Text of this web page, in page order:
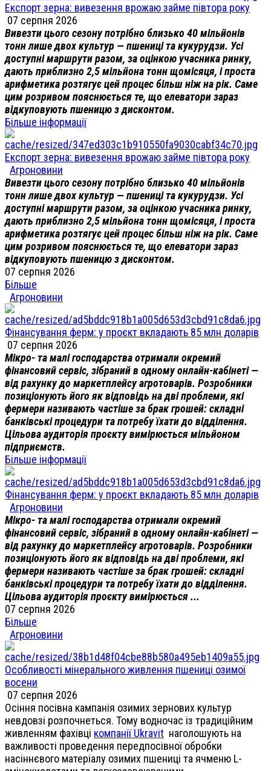
Експорт зерна: вивезення врожаю займе півтора року
07 серпня 2026
Вивезти цього сезону потрібно близько 40 мільйонів
тонн лише двох культур — пшениці та кукурудзи. Усі
доступні маршрути разом, за оцінкою учасника ринку,
дають приблизно 2,5 мільйона тонн щомісяця, і проста
арифметика розтягує цей процес більш ніж на рік. Саме
цим розривом пояснюється те, що елеватори зараз
відкуповують пшеницю з дисконтом.
Більше інформації
Експорт зерна: вивезення врожаю займе півтора року
Агроновини
Вивезти цього сезону потрібно близько 40 мільйонів
тонн лише двох культур — пшениці та кукурудзи. Усі
доступні маршрути разом, за оцінкою учасника ринку,
дають приблизно 2,5 мільйона тонн щомісяця, і проста
арифметика розтягує цей процес більш ніж на рік. Саме
цим розривом пояснюється те, що елеватори зараз
відкуповують пшеницю з дисконтом.
07 серпня 2026
Більше
Агроновини
Фінансування ферм: у проєкт вкладають 85 млн доларів
07 серпня 2026
Мікро- та малі господарства отримали окремий
фінансовий сервіс, зібраний в одному онлайн-кабінеті —
від рахунку до маркетплейсу агротоварів. Розробники
позиціонують його як відповідь на дві проблеми, які
фермери називають частіше за брак грошей: складні
банківські процедури та потребу їхати до відділення.
Цільова аудиторія проєкту вимірюється мільйоном
підприємств.
Більше інформації
Фінансування ферм: у проєкт вкладають 85 млн доларів
Агроновини
Мікро- та малі господарства отримали окремий
фінансовий сервіс, зібраний в одному онлайн-кабінеті —
від рахунку до маркетплейсу агротоварів. Розробники
позиціонують його як відповідь на дві проблеми, які
фермери називають частіше за брак грошей: складні
банківські процедури та потребу їхати до відділення.
Цільова аудиторія проєкту вимірюється ...
07 серпня 2026
Більше
Агроновини
Особливості мінерального живлення пшениці озимої
восени
07 серпня 2026
Осіння посівна кампанія озимих зернових культур
невдовзі розпочнеться. Тому водночас із традиційним
живленням фахівці компанії Ukravit наголошують на
важливості проведення передпосівної обробки
насіннєвого матеріалу озимих пшениці та ячменю L-